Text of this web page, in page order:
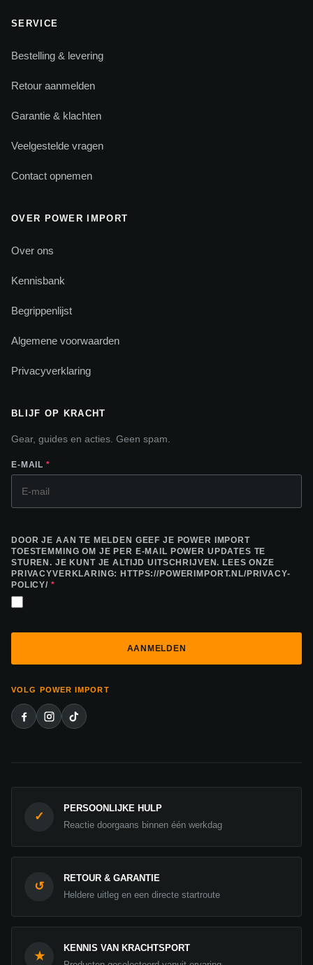
SERVICE
Bestelling & levering
Retour aanmelden
Garantie & klachten
Veelgestelde vragen
Contact opnemen
OVER POWER IMPORT
Over ons
Kennisbank
Begrippenlijst
Algemene voorwaarden
Privacyverklaring
BLIJF OP KRACHT
Gear, guides en acties. Geen spam.
E-MAIL *
DOOR JE AAN TE MELDEN GEEF JE POWER IMPORT
TOESTEMMING OM JE PER E-MAIL POWER UPDATES TE
STUREN. JE KUNT JE ALTIJD UITSCHRIJVEN. LEES ONZE
PRIVACYVERKLARING: HTTPS://POWERIMPORT.NL/PRIVACY-
POLICY/ *
VOLG POWER IMPORT
✓
PERSOONLIJKE HULP
Reactie doorgaans binnen één werkdag
↺
RETOUR & GARANTIE
Heldere uitleg en een directe startroute
★
KENNIS VAN KRACHTSPORT